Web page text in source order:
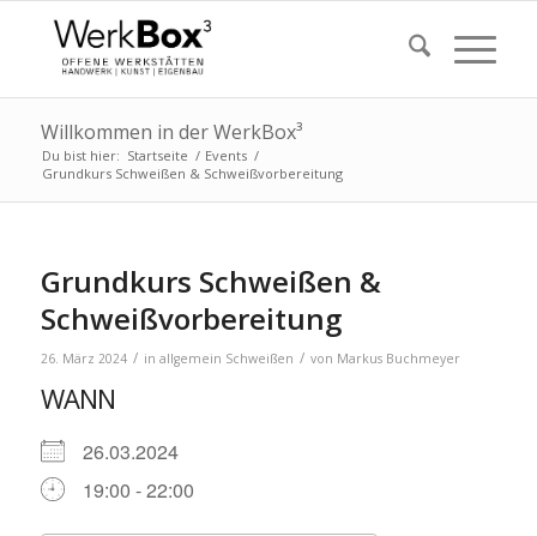
Willkommen in der WerkBox³
Du bist hier: Startseite / Events /
Grundkurs Schweißen & Schweißvorbereitung
Grundkurs Schweißen &
Schweißvorbereitung
26. März 2024 / in allgemein Schweißen / von Markus Buchmeyer
WANN
26.03.2024
19:00 - 22:00